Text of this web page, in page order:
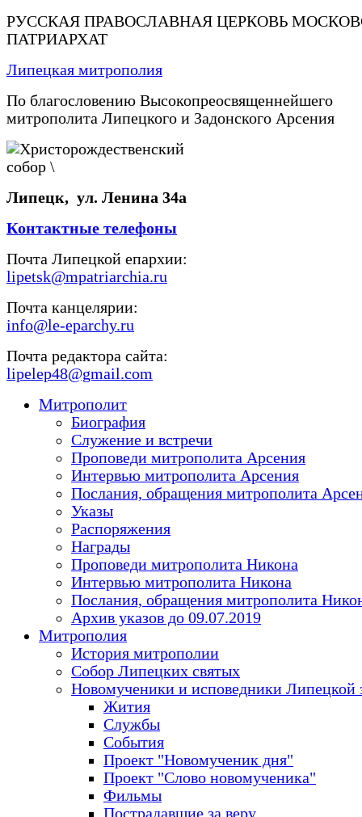
РУССКАЯ ПРАВОСЛАВНАЯ ЦЕРКОВЬ
ПАТРИАРХАТ
Липецкая митрополия
По благословению Высокопреосвященнейшего
митрополита Липецкого и Задонского Арсения
Липецк, ул. Ленина 34а
Контактные телефоны
Почта Липецкой епархии:
lipetsk@mpatriarchia.ru
Почта канцелярии:
info@le-eparchy.ru
Почта редактора сайта:
lipelep48@gmail.com
Митрополит
Биография
Служение и встречи
Проповеди митрополита Арсения
Интервью митрополита Арсения
Послания, обращения митрополита
Указы
Распоряжения
Награды
Проповеди митрополита Никона
Интервью митрополита Никона
Послания, обращения митрополита
Архив указов до 09.07.2019
Митрополия
История митрополии
Собор Липецких святых
Новомученики и исповедники Липецкой
Жития
Службы
События
Проект "Новомученик дня"
Проект "Слово новомученика"
Фильмы
Пострадавшие за веру